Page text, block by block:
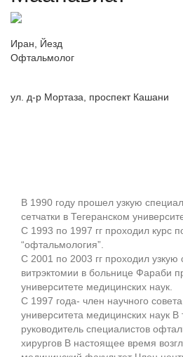
Иран, Йезд
Офтальмолог
ул. д-р Мортаза, проспект Кашани
В 1990 году прошел узкую
сетчатки в Тегеранском
С 1993 по 1997 гг проходил курс
“офтальмология”.
С 2001 по 2003 гг проходил
витрэктомии в больнице Фараби
университете медицинских наук.
С 1997 года- член научного
университета медицинских наук В
руководитель специалистов
хирургов В настоящее время